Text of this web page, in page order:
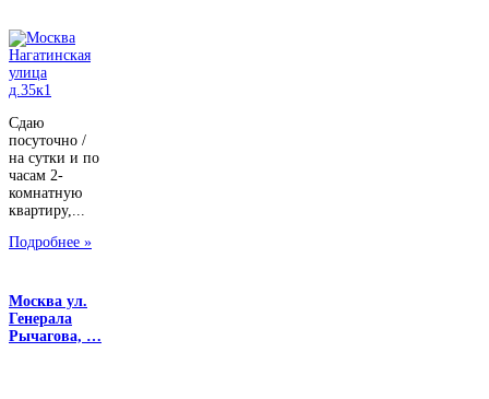
Сдаю
посуточно /
на сутки и по
часам 2-
комнатную
квартиру,...
Подробнее »
Москва ул.
Генерала
Рычагова, …